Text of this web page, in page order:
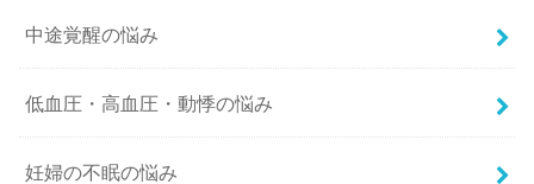
中途覚醒の悩み
低血圧・高血圧・動悸の悩み
妊婦の不眠の悩み